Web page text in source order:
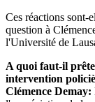
Ces réactions sont-
question à
l'Université de
A quoi faut-il
intervention
Clémence Demay: